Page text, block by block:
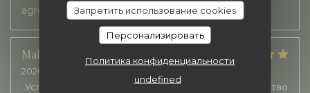
Запретить использование cookies
Персонализировать
Политика конфиденциальности
undefined
agréable.
Malorie
2026-07-22
Услуги
Атмосфера:5/5 Меню
Цена / качество